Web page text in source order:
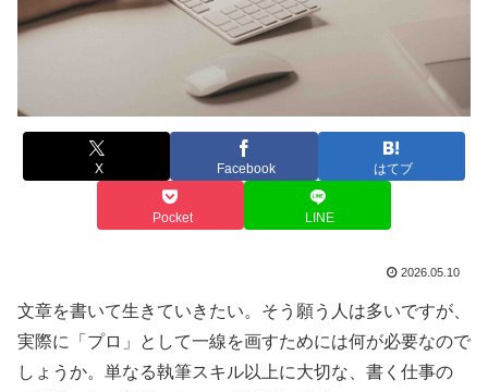
X Facebook はてブ
Pocket LINE
2026.05.10
文章を書いて生きていきたい。そう願う人は多いですが、
実際に「プロ」として一線を画すためには何が必要なので
しょうか。単なる執筆スキル以上に大切な、書く仕事の